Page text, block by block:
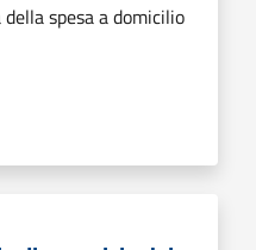
spesa a domicilio